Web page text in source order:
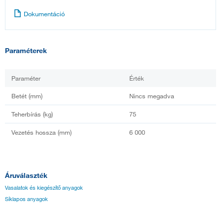
Dokumentáció
Paraméterek
Paraméter Érték
Betét (mm) Nincs megadva
Teherbírás (kg) 75
Vezetés hossza (mm) 6 000
Áruválaszték
Vasalatok és kiegészítő anyagok
Síklapos anyagok